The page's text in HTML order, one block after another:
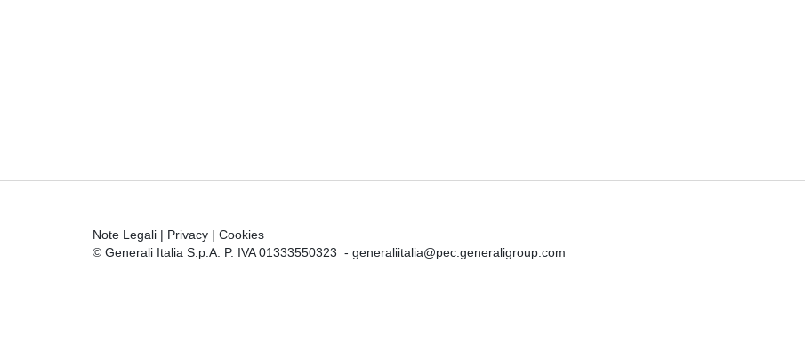
Note Legali | Privacy | Cookies
© Generali Italia S.p.A. P. IVA 01333550323 - generaliitalia@pec.generaligroup.com